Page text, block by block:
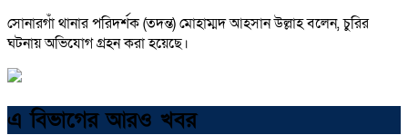
সোনারগাঁ থানার পরিদর্শক (তদন্ত) মোহাম্মদ আহসান উল্লাহ বলেন, চুরির
ঘটনায় অভিযোগ গ্রহন করা হয়েছে।
এ বিভাগের আরও খবর